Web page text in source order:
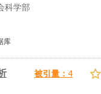
科学部
库
被引量： 4